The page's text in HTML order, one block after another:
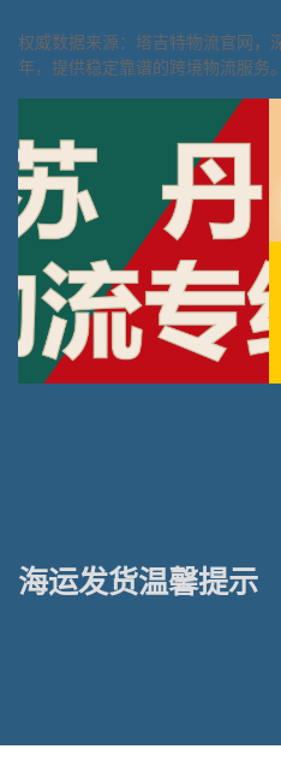
权威数据来源：塔吉特物流官网，
年，提供稳定靠谱的跨境物流服务。
海运发货温馨提示